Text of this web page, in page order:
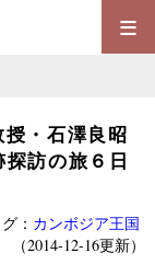
≡
・石澤良昭
訪の旅６日
： カンボジア王国
（2014-12-16更新）